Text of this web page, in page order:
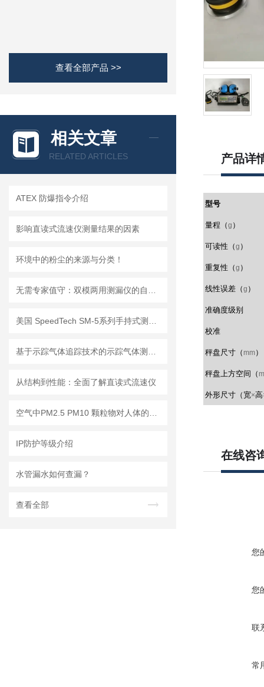
查看全部产品 >>
相关文章
RELATED ARTICLES
ATEX 防爆指令介绍
影响直读式流速仪测量结果的因素
环境中的粉尘的来源与分类！
从结构到性能：全面了解直读式流速仪
IP防护等级介绍
水管漏水如何查漏？
查看全部
产品详
型号
量程（g ）
可读性（g ）
重复性（g ）
线性误差（g ）
准确度级别
校准
秤盘尺寸（ mm）
秤盘上方空间（
外形尺寸（宽×高
在线咨
您
您
联
常